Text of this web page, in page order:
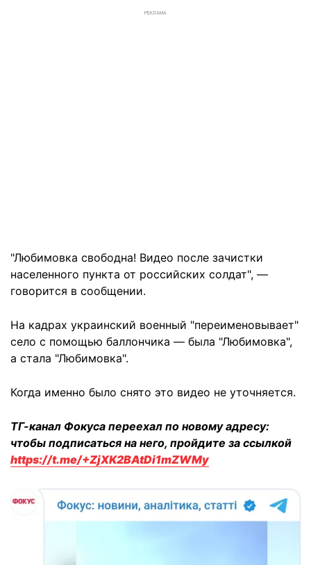
РЕКЛАМА
"Любимовка свободна! Видео после зачистки
населенного пункта от российских солдат", —
говорится в сообщении.
На кадрах украинский военный "переименовывает"
село с помощью баллончика — была "Любимовка",
а стала "Любимовка".
Когда именно было снято это видео не уточняется.
ТГ-канал Фокуса переехал по новому адресу:
чтобы подписаться на него, пройдите за ссылкой
https://t.me/+ZjXK2BAtDi1mZWMy